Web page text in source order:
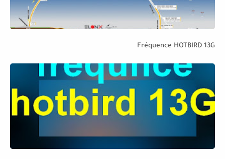
Fréquence HOTBIRD 13G